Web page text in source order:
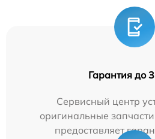
Гарантия до
Сервисный центр
оригинальные
предоставляет